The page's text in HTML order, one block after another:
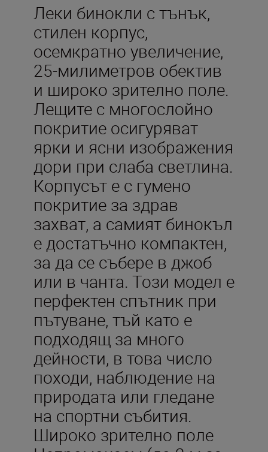
Леки бинокли с тънък,
стилен корпус,
осемкратно увеличение,
25-милиметров обектив
и широко зрително поле.
Лещите с многослойно
покритие осигуряват
ярки и ясни изображения
дори при слаба светлина.
Корпусът е с гумено
покритие за здрав
захват, а самият бинокъл
е достатъчно компактен,
за да се събере в джоб
или в чанта. Този модел е
перфектен спътник при
пътуване, тъй като е
подходящ за много
дейности, в това число
походи, наблюдение на
природата или гледане
на спортни събития.
Широко зрително поле